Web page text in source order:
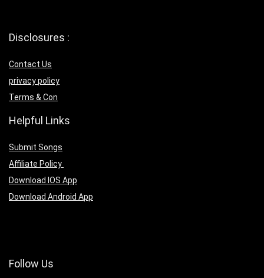
Disclosures :
Contact Us
privacy policy
Terms & Con
Helpful Links
Submit Songs
Affiliate Policy
Download IOS App
Download Android App
Follow Us